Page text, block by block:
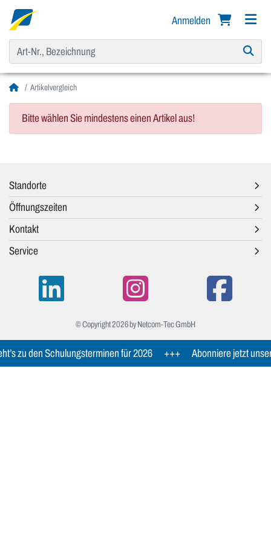
Anmelden
Artikelvergleich
Bitte wählen Sie mindestens einen Artikel aus!
Standorte
Öffnungszeiten
Kontakt
Service
© Copyright 2026 by Netcom-Tec GmbH
zu den Schulungsterminen für 2026 +++ Abonniere jetzt